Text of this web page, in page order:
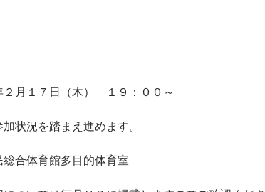
月１７日（木） １９：００～
を踏まえ進めます。
合体育館多目的体育室